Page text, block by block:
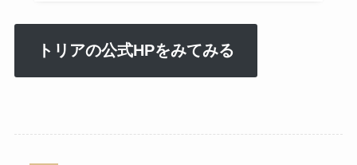
トリアの公式HPをみてみる